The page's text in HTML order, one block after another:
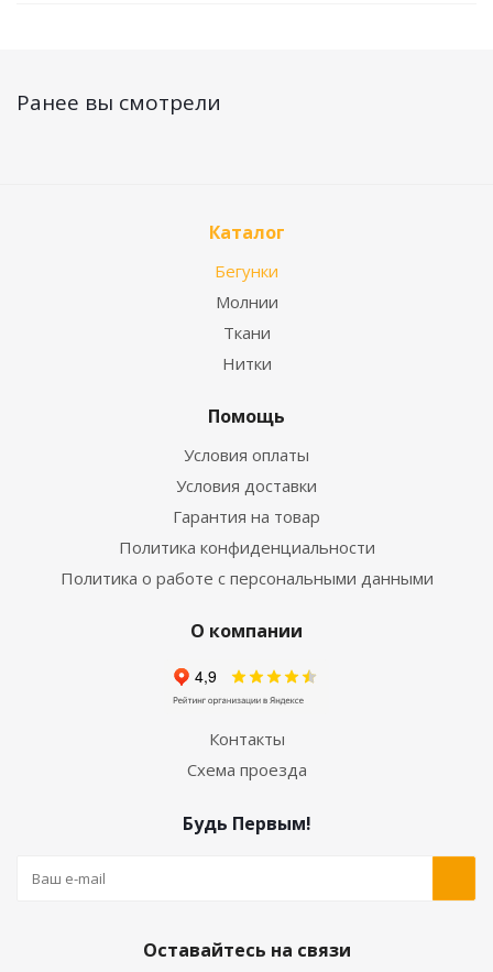
Ранее вы смотрели
Каталог
Бегунки
Молнии
Ткани
Нитки
Помощь
Условия оплаты
Условия доставки
Гарантия на товар
Политика конфиденциальности
Политика о работе с персональными данными
О компании
Контакты
Схема проезда
Будь Первым!
Оставайтесь на связи